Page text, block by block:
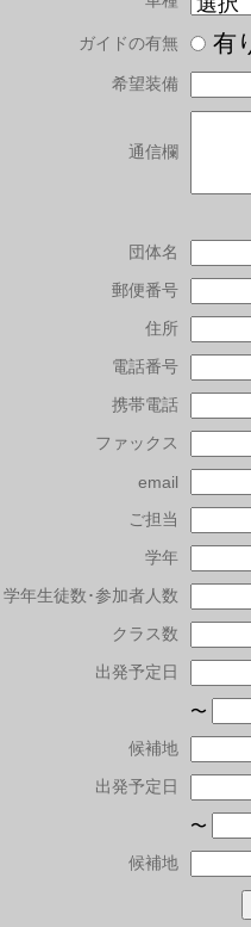
ガイドの有無
希望装備
通信欄
団体名
郵便番号
住所
電話番号
携帯電話
ファックス
email
ご担当
学年
学年生徒数･参加者人数
クラス数
出発予定日
〜
候補地
出発予定日
〜
候補地